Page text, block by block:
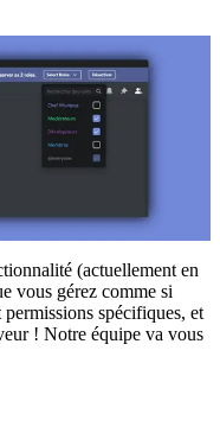
(actuellement en
vous gérez comme si
spécifiques, et
! Notre équipe va vous